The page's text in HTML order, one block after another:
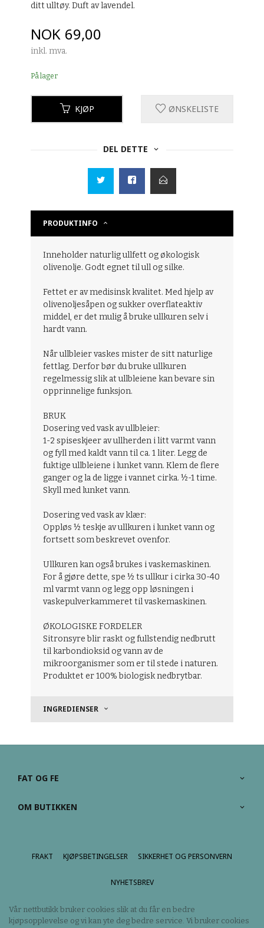
ditt ulltøy. Duft av lavendel.
Pris
NOK 69,00
inkl. mva.
På lager
KJØP ØNSKELISTE
DEL DETTE
PRODUKTINFO
Inneholder naturlig ullfett og økologisk
olivenolje. Godt egnet til ull og silke.
Fettet er av medisinsk kvalitet. Med hjelp av
olivenoljesåpen og sukker overflateaktiv
middel, er det mulig å bruke ullkuren selv i
hardt vann.
Når ullbleier vaskes mister de sitt naturlige
fettlag. Derfor bør du bruke ullkuren
regelmessig slik at ullbleiene kan bevare sin
opprinnelige funksjon.
BRUK
Dosering ved vask av ullbleier:
1-2 spiseskjeer av ullherden i litt varmt vann
og fyll med kaldt vann til ca. 1 liter. Legg de
fuktige ullbleiene i lunket vann. Klem de flere
ganger og la de ligge i vannet cirka. ½-1 time.
Skyll med lunket vann.
Dosering ved vask av klær:
Oppløs ½ teskje av ullkuren i lunket vann og
fortsett som beskrevet ovenfor.
Ullkuren kan også brukes i vaskemaskinen.
For å gjøre dette, spe ½ ts ullkur i cirka 30-40
ml varmt vann og legg opp løsningen i
vaskepulverkammeret til vaskemaskinen.
ØKOLOGISKE FORDELER
Sitronsyre blir raskt og fullstendig nedbrutt
til karbondioksid og vann av de
mikroorganismer som er til stede i naturen.
Produktet er 100% biologisk nedbrytbar.
INGREDIENSER
FAT OG FE
OM BUTIKKEN
FRAKT KJØPSBETINGELSER SIKKERHET OG PERSONVERN
NYHETSBREV
Vår nettbutikk bruker cookies slik at du får en bedre
kjøpsopplevelse og vi kan yte deg bedre service. Vi bruker cookies